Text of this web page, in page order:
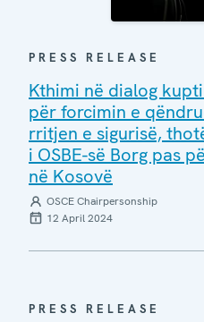
PRESS RELEASE
Kthimi në dialog
për forcimin e
rritjen e sigurisë,
i OSBE-së Borg pas
në Kosovë
OSCE Chairpersonship
12 April 2024
PRESS RELEASE